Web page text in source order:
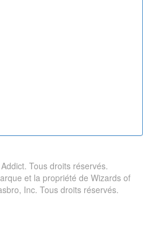
Tous droits réservés.
et la propriété de Wizards of
Inc. Tous droits réservés.